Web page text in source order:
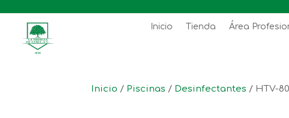
Inicio Tienda Área
Inicio / Piscinas / Desinfectantes / HTV-